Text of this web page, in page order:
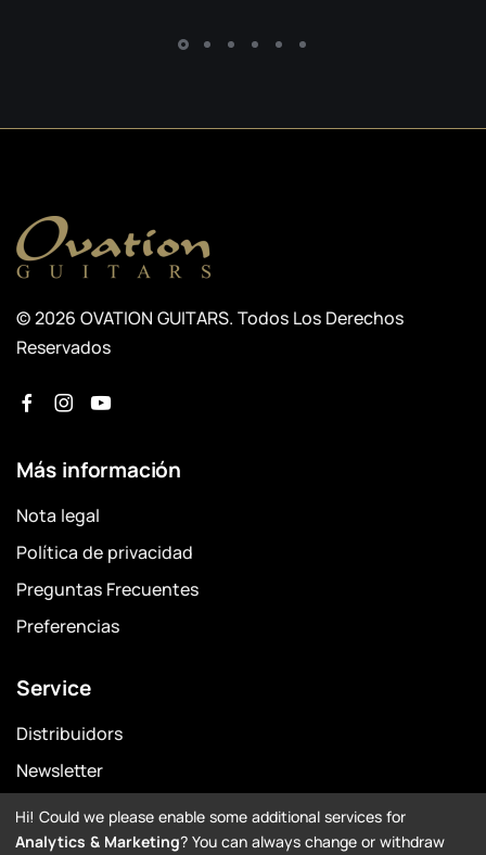
© 2026 OVATION GUITARS. Todos Los Derechos
Reservados
Más información
Nota legal
Política de privacidad
Preguntas Frecuentes
Preferencias
Service
Distribuidors
Newsletter
Garantía
Downloads
Hi! Could we please enable some additional services for
Analytics & Marketing? You can always change or withdraw